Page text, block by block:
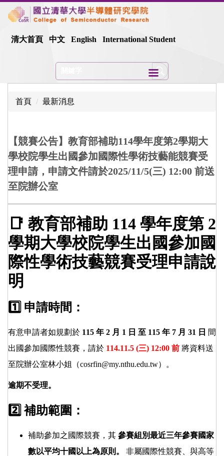
跳
到
主清大首頁 中文 English International Student
首頁 最新消息
【競賽公告】教育部補助114學年度第2學期大
學校院學生出國參加國際性學術技藝能競賽受
理申請，申請文件請於2025/11/5(三) 12:00 前送
至院辦公室
📑 教育部補助 114 學年度第 2
學期大學校院學生出國參加國
際性學術技藝競賽受理申請說
明
1️⃣ 申請時間：
有意申請者如規劃於 115 年 2 月 1 日 至 115 年 7 月 31 日 間
出國參加國際性競賽，請於 114.11.5 (三) 12:00 前 將資料送
至院辦公室林小姐（cosrfin@my.nthu.edu.tw）。
逾期不受理。
2️⃣ 補助範圍：
補助參加之國際競賽，其 參賽組別最近三年參賽國家
數以平均十國以上為原則。
非屬國際性競賽、與高等